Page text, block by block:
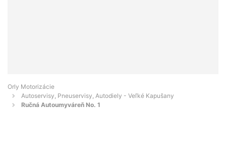
Orly Motorizácie
Autoservisy, Pneuservisy, Autodiely - Veľké Kapušany
Ručná Autoumyváreň No. 1